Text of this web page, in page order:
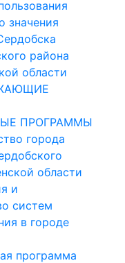
значения
района
области
ПРОГРАММЫ
города
области
и
систем
в городе
программа